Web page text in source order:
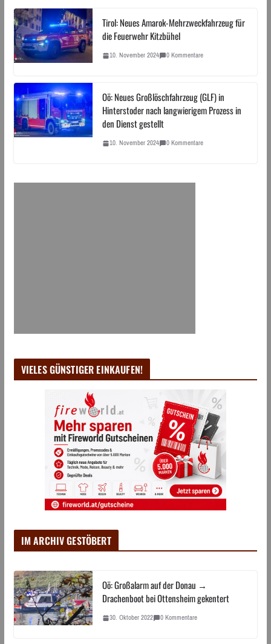
Tirol: Neues Amarok-Mehrzweckfahrzeug für
die Feuerwehr Kitzbühel
10. November 2024 0 Kommentare
Oö: Neues Großlöschfahrzeug (GLF) in
Hinterstoder nach langwierigem Prozess in
den Dienst gestellt
10. November 2024 0 Kommentare
VIELES GÜNSTIGER EINKAUFEN!
IM ARCHIV GESTÖBERT
Oö: Großalarm auf der Donau →
Drachenboot bei Ottensheim gekentert
30. Oktober 2022 0 Kommentare